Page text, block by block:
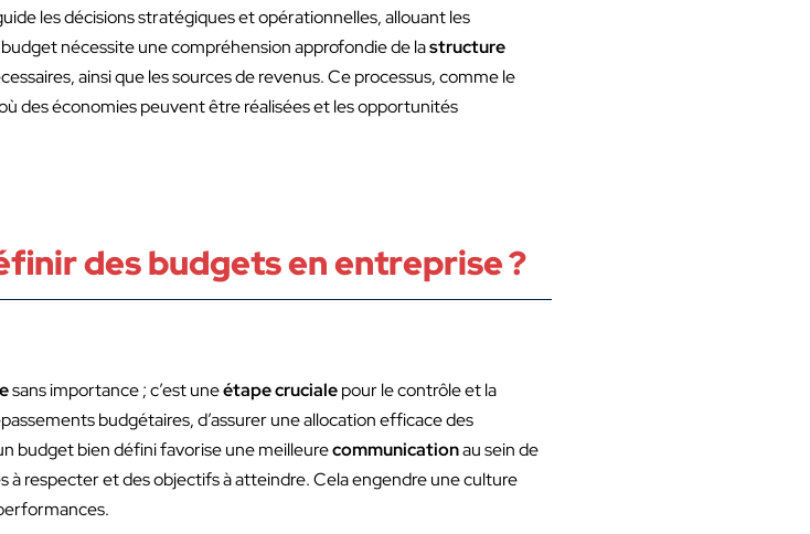
les décisions stratégiques et opérationnelles, allouant les
nécessite une compréhension approfondie de lastructure
ainsi que les sources de revenus. Ce processus, comme le
des économies peuvent être réalisées et les opportunités
des budgets en entreprise ?
sans importance ; c’est uneétape crucialepour le contrôle et la
budgétaires, d’assurer une allocation efficace des
budget bien défini favorise une meilleurecommunicationau sein de
à respecter et des objectifs à atteindre. Cela engendre une culture